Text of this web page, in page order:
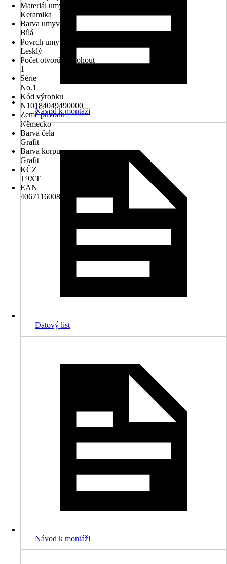
Materiál umyvadla
Keramika
Barva umyvadla
Bílá
Povrch umyvadla
Lesklý
Počet otvorů na kohout
1
Série
No.1
Kód výrobku
N10184049490000
Země původu
Německo
Barva čela
Grafit
Barva korpusu
Grafit
KČZ
T9XT
EAN
4067116008210
Návod k montáži
Datový list
Návod k montáži